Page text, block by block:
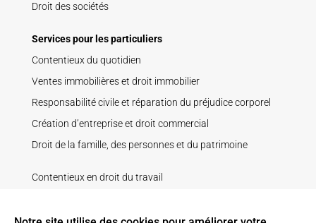
Droit des sociétés
Services pour les particuliers
Contentieux du quotidien
Ventes immobilières et droit immobilier
Responsabilité civile et réparation du préjudice corporel
Création d’entreprise et droit commercial
Droit de la famille, des personnes et du patrimoine
Contentieux en droit du travail
Droit pénal